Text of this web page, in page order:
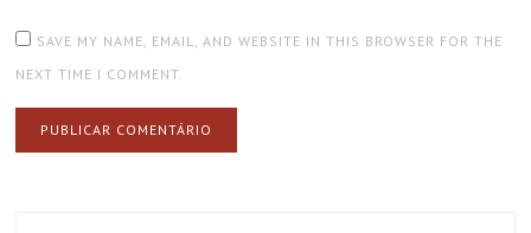
SAVE MY NAME, EMAIL, AND WEBSITE IN THIS BROWSER FOR THE
NEXT TIME I COMMENT.